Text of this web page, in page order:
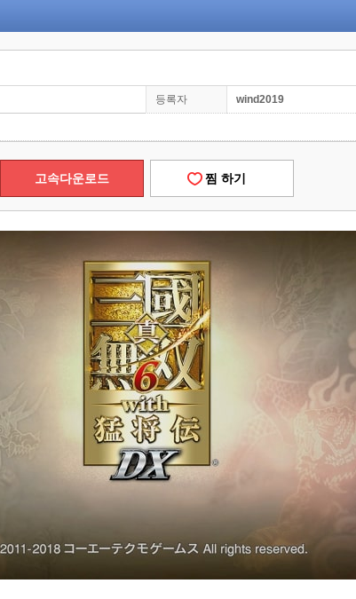
등록자 wind2019
고속다운로드 찜 하기